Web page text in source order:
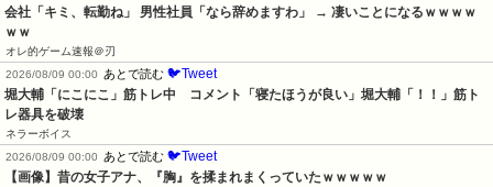
会社「キミ、転勤ね」 男性社員「なら辞めますわ」 → 凄いことになるｗｗｗｗ
ｗｗ
オレ的ゲーム速報＠刃
2026/08/09 00:00
あとで読む 🐦Tweet
堀大輔「にこにこ」筋トレ中　コメント「寝たほうが良い」堀大輔「！！」筋ト
レ器具を破壊
ネラーボイス
2026/08/09 00:00
あとで読む 🐦Tweet
【画像】昔の女子アナ、『胸』を揉まれまくっていたｗｗｗｗｗ